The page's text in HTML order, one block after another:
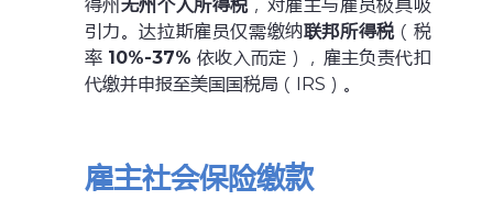
得州 无州个人所得税 ，对雇主与雇员极具吸
引力。达拉斯雇员仅需缴纳联邦所得税（税
率10%-37% 依收入而定），雇主负责代扣
代缴并申报至美国国税局（IRS）。
雇主社会保险缴款